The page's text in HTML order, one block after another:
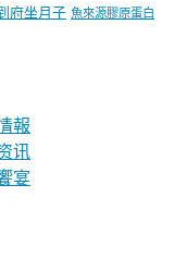
府坐月子 魚來源膠原蛋白
報
讯
宴